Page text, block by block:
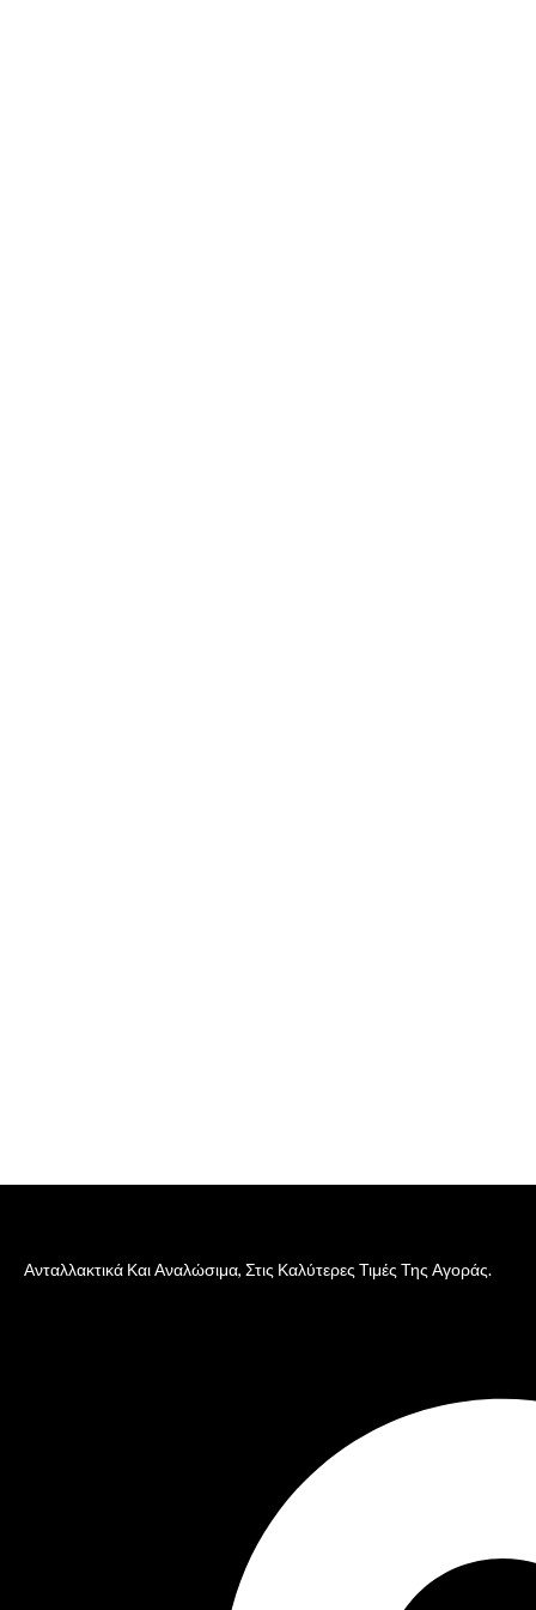
Ανταλλακτικά Και Αναλώσιμα, Στις Καλύτερες Τιμές Της Αγοράς.